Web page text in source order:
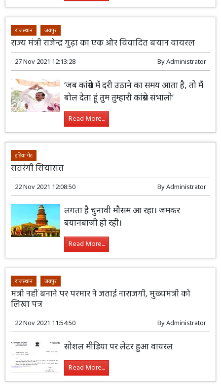
राजस्थान जयपुर
राज्य मंत्री राजेन्द्र गुढ़ा का एक ओर विवादित बयान वायरल
27 Nov 2021 12:13:28 ByAdministrator
‘जब कांग्रेस में दरी उठाने का समय आता है, तो मैं
बोल देता हूं तुम तुम्हारी कांग्रेस संभालो’
Read More...
इंडिया गेट
सतरंगी सियासत
22 Nov 2021 12:08:50 ByAdministrator
लगता है चुनावी मौसम आ रहा। जमकर
बयानबाजी हो रही।
Read More...
राजस्थान जयपुर
मंत्री नहीं बनाने पर परमार ने जताई नाराजगी, मुख्यमंत्री को
लिखा पत्र
22 Nov 2021 11:54:50 ByAdministrator
सोशल मीडिया पर लेटर हुआ वायरल
Read More...